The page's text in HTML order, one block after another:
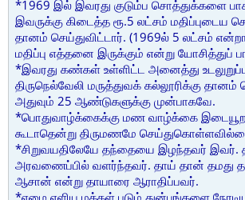
*1969 இல் இவரது குடும்ப சொத்துக்களை
இவருக்கு கிடைத்த ரூ.5 லட்சம் மதிப்புடைய
தானம் செய்துவிட்டார். (1969ல் 5 லட்சம்
மதிப்பு எத்தனை இருக்கும் என்று யோசித்துப்
*இவரது கண்கள் உள்ளிட்ட அனைத்து
திருநெல்வேலி மருத்துவக் கல்லூரிக்கு தானம்
அதுவும் 25 ஆண்டுகளுக்கு முன்பாகவே.
*பொதுவாழ்க்கைக்கு மண வாழ்க்கை
கூடாதென்று திருமணமே
*சிறுவயதிலேயே தந்தையை இழந்தவர் இவர்.
அரவணைப்பில் வளர்ந்தவர். தாய் தான் தமது
ஆசான் என்று தாயாரை ஆராதிப்பவர்.
*ஏழை எளிய மக்கள் படும் துன்பங்களை